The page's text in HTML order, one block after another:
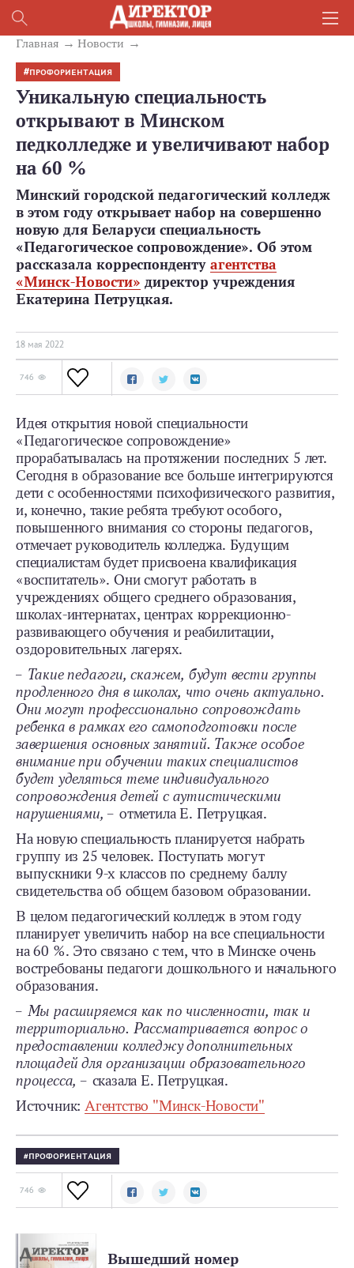
Главная Новости
ПРОФОРИЕНТАЦИЯ
Уникальную специальность
открывают в Минском
педколледже и увеличивают набор
на 60 %
Минский городской педагогический колледж
в этом году открывает набор на совершенно
новую для Беларуси специальность
«Педагогическое сопровождение». Об этом
рассказала корреспонденту агентства
«Минск-Новости» директор учреждения
Екатерина Петруцкая.
18 мая 2022
746
Идея открытия новой специальности
«Педагогическое сопровождение»
прорабатывалась на протяжении последних 5 лет.
Сегодня в образование все больше интегрируются
дети с особенностями психофизического развития,
и, конечно, такие ребята требуют особого,
повышенного внимания со стороны педагогов,
отмечает руководитель колледжа. Будущим
специалистам будет присвоена квалификация
«воспитатель». Они смогут работать в
учреждениях общего среднего образования,
школах-интернатах, центрах коррекционно-
развивающего обучения и реабилитации,
оздоровительных лагерях.
– Такие педагоги, скажем, будут вести группы
продленного дня в школах, что очень актуально.
Они могут профессионально сопровождать
ребенка в рамках его самоподготовки после
завершения основных занятий. Также особое
внимание при обучении таких специалистов
будет уделяться теме индивидуального
сопровождения детей с аутистическими
нарушениями, – отметила Е. Петруцкая.
На новую специальность планируется набрать
группу из 25 человек. Поступать могут
выпускники 9-х классов по среднему баллу
свидетельства об общем базовом образовании.
В целом педагогический колледж в этом году
планирует увеличить набор на все специальности
на 60 %. Это связано с тем, что в Минске очень
востребованы педагоги дошкольного и начального
образования.
– Мы расширяемся как по численности, так и
территориально. Рассматривается вопрос о
предоставлении колледжу дополнительных
площадей для организации образовательного
процесса, – сказала Е. Петруцкая.
Источник:Агентство "Минск-Новости"
ПРОФОРИЕНТАЦИЯ
746
Вышедший номер